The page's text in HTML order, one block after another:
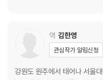
필립 로스 연보 … 54
역 김한영
관심작가 알림신청
강원도 원주에서 태어나 서울